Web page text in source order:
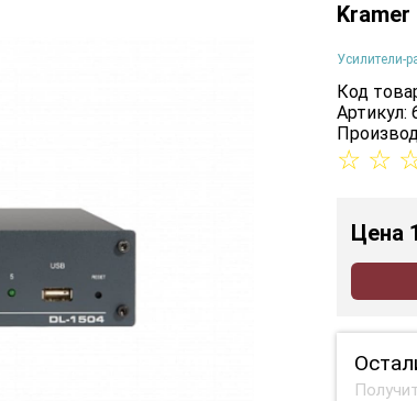
Kramer
Усилители-
Код
Артикул:
☆ ☆
Цена